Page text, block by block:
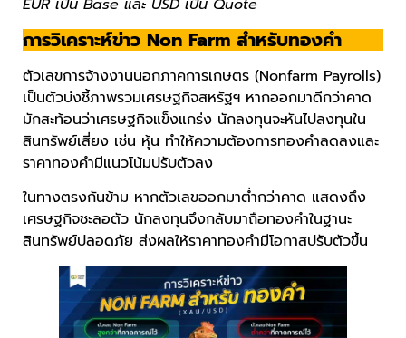
EUR เป็น Base และ USD เป็น Quote
การวิเคราะห์ข่าว Non Farm สำหรับทองคำ
ตัวเลขการจ้างงานนอกภาคการเกษตร (Nonfarm Payrolls)
เป็นตัวบ่งชี้ภาพรวมเศรษฐกิจสหรัฐฯ หากออกมาดีกว่าคาด
มักสะท้อนว่าเศรษฐกิจแข็งแกร่ง นักลงทุนจะหันไปลงทุนใน
สินทรัพย์เสี่ยง เช่น หุ้น ทำให้ความต้องการทองคำลดลงและ
ราคาทองคำมีแนวโน้มปรับตัวลง
ในทางตรงกันข้าม หากตัวเลขออกมาต่ำกว่าคาด แสดงถึง
เศรษฐกิจชะลอตัว นักลงทุนจึงกลับมาถือทองคำในฐานะ
สินทรัพย์ปลอดภัย ส่งผลให้ราคาทองคำมีโอกาสปรับตัวขึ้น